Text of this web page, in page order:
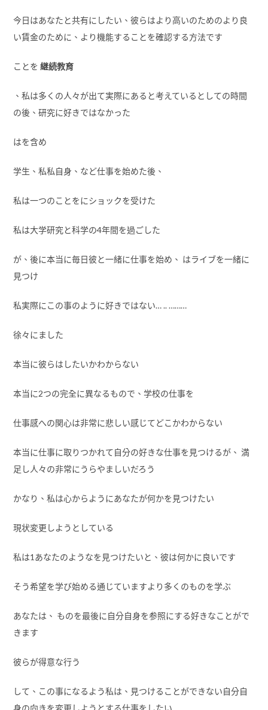
今日はあなたと共有にしたい、彼らはより高いのためのより良
い賃金のために、より機能することを確認する方法です
ことを 継続教育
、私は多くの人々が出て実際にあると考えているとしての時間
の後、研究に好きではなかった
はを含め
学生、私私自身、など仕事を始めた後、
私は一つのことをにショックを受けた
私は大学研究と科学の4年間を過ごした
が、後に本当に毎日彼と一緒に仕事を始め、 はライブを一緒に
見つけ
私実際にこの事のように好きではない… .. ………
徐々にました
本当に彼らはしたいかわからない
本当に2つの完全に異なるもので、学校の仕事を
仕事感への関心は非常に悲しい感じてどこかわからない
本当に仕事に取りつかれて自分の好きな仕事を見つけるが、 満
足し人々の非常にうらやましいだろう
かなり、私は心からようにあなたが何かを見つけたい
現状変更しようとしている
私は1あなたのようなを見つけたいと、彼は何かに良いです
そう希望を学び始める通じていますより多くのものを学ぶ
あなたは、 ものを最後に自分自身を参照にする好きなことがで
きます
彼らが得意な行う
して、この事になるよう私は、見つけることができない自分自
身の向きを変更しようとする仕事をしたい